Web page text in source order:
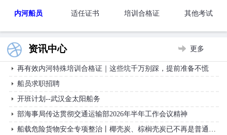
【开班计划】
内河船员开班计划
内河船员 适任证书 培训合格证 其他考试
资讯中心 更多
再有效内河特殊培训合格证｜这些坑千万别踩，提前准备不慌
船员求职招聘
开班计划--武汉金太阳船务
部海事局传达贯彻交通运输部2026年半年工作会议精神